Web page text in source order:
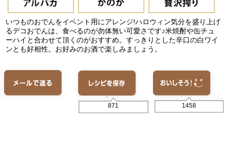
いつものおでんをイベント用にアレンジ!ハロウィン気分を盛り上げ
るデコおでんは、食べるのが勿体無い可愛さです♪米焼酎や缶チュ
ーハイと合わせて頂くのがおすすめ。すっきりとした辛口の白ワイ
ンとも好相性。お好みのお酒で楽しみましょう。
871 1458